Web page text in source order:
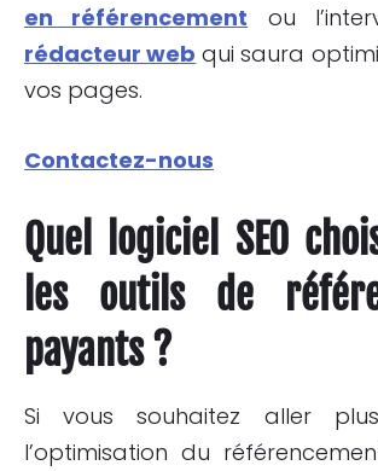
en référencement ou
rédacteur web qui saura
vos pages.
Contactez-nous
Quel logiciel SEO
les outils de
payants ?
Si vous souhaitez aller
l’optimisation du